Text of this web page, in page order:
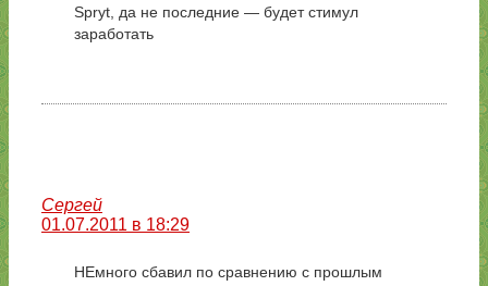
Spryt, да не последние — будет стимул
заработать
Сергей
01.07.2011 в 18:29
НЕмного сбавил по сравнению с прошлым